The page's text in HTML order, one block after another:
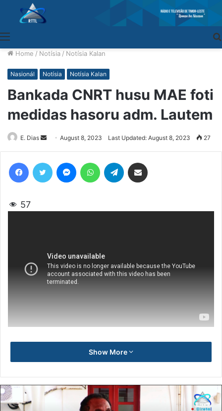
Home / Notísia / Notísia Kalan
Nasionál Notísia Notísia Kalan
Bankada CNRT husu MAE foti
medidas hasoru adm. Lautem
E. Dias
Send
an
August 8, 2023 Last Updated: August 8, 2023 27
57
Show More